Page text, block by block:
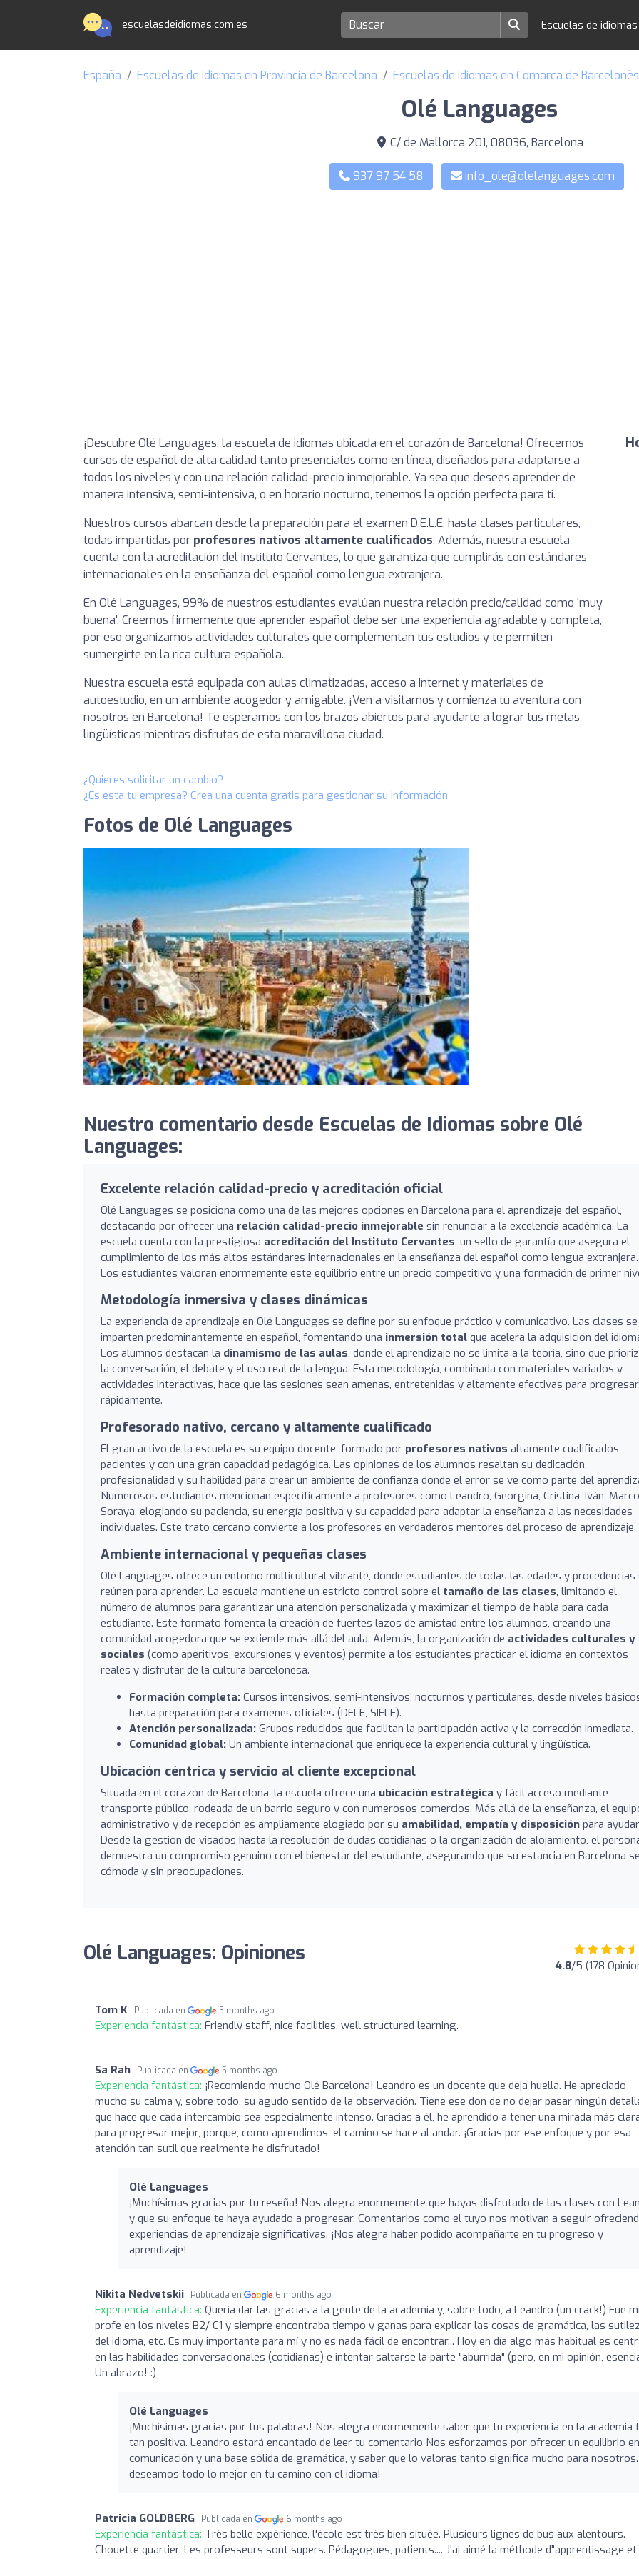
escuelasdeidiomas.com.es Escuelas de
España Escuelas de idiomas en Provincia de Barcelona Escuelas de idiomas en Comarca de Barcelonès
Olé Languages
C/ de Mallorca 201, 08036, Barcelona
937 97 54 58 info_ole@olelanguages.com
¡Descubre Olé Languages, la escuela de idiomas ubicada en el corazón de Barcelona! Ofrecemos
cursos de español de alta calidad tanto presenciales como en línea, diseñados para adaptarse a
todos los niveles y con una relación calidad-precio inmejorable. Ya sea que desees aprender de
manera intensiva, semi-intensiva, o en horario nocturno, tenemos la opción perfecta para ti.
Nuestros cursos abarcan desde la preparación para el examen D.E.L.E. hasta clases particulares,
todas impartidas por profesores nativos altamente cualificados. Además, nuestra escuela
cuenta con la acreditación del Instituto Cervantes, lo que garantiza que cumplirás con estándares
internacionales en la enseñanza del español como lengua extranjera.
En Olé Languages, 99% de nuestros estudiantes evalúan nuestra relación precio/calidad como 'muy
buena'. Creemos firmemente que aprender español debe ser una experiencia agradable y completa,
por eso organizamos actividades culturales que complementan tus estudios y te permiten
sumergirte en la rica cultura española.
Nuestra escuela está equipada con aulas climatizadas, acceso a Internet y materiales de
autoestudio, en un ambiente acogedor y amigable. ¡Ven a visitarnos y comienza tu aventura con
nosotros en Barcelona! Te esperamos con los brazos abiertos para ayudarte a lograr tus metas
lingüísticas mientras disfrutas de esta maravillosa ciudad.
¿Quieres solicitar un cambio?
¿Es esta tu empresa? Crea una cuenta gratis para gestionar su información
Fotos de Olé Languages
Nuestro comentario desde Escuelas de Idiomas sobre Olé
Languages:
Excelente relación calidad-precio y acreditación oficial
Olé Languages se posiciona como una de las mejores opciones en Barcelona para el aprendizaje del español,
destacando por ofrecer una relación calidad-precio inmejorable sin renunciar a la excelencia académica. La
escuela cuenta con la prestigiosa acreditación del Instituto Cervantes, un sello de garantía que asegura el
cumplimiento de los más altos estándares internacionales en la enseñanza del español como lengua extranjera.
Los estudiantes valoran enormemente este equilibrio entre un precio competitivo y una formación de primer
Metodología inmersiva y clases dinámicas
La experiencia de aprendizaje en Olé Languages se define por su enfoque práctico y comunicativo. Las clases se
imparten predominantemente en español, fomentando una inmersión total que acelera la adquisición del
Los alumnos destacan la dinamismo de las aulas, donde el aprendizaje no se limita a la teoría, sino que
la conversación, el debate y el uso real de la lengua. Esta metodología, combinada con materiales variados y
actividades interactivas, hace que las sesiones sean amenas, entretenidas y altamente efectivas para progresar
rápidamente.
Profesorado nativo, cercano y altamente cualificado
El gran activo de la escuela es su equipo docente, formado por profesores nativos altamente cualificados,
pacientes y con una gran capacidad pedagógica. Las opiniones de los alumnos resaltan su dedicación,
profesionalidad y su habilidad para crear un ambiente de confianza donde el error se ve como parte del
Numerosos estudiantes mencionan específicamente a profesores como Leandro, Georgina, Cristina, Iván,
Soraya, elogiando su paciencia, su energía positiva y su capacidad para adaptar la enseñanza a las necesidades
individuales. Este trato cercano convierte a los profesores en verdaderos mentores del proceso de aprendizaje.
Ambiente internacional y pequeñas clases
Olé Languages ofrece un entorno multicultural vibrante, donde estudiantes de todas las edades y procedencias
reúnen para aprender. La escuela mantiene un estricto control sobre el tamaño de las clases, limitando el
número de alumnos para garantizar una atención personalizada y maximizar el tiempo de habla para cada
estudiante. Este formato fomenta la creación de fuertes lazos de amistad entre los alumnos, creando una
comunidad acogedora que se extiende más allá del aula. Además, la organización de actividades culturales y
sociales (como aperitivos, excursiones y eventos) permite a los estudiantes practicar el idioma en contextos
reales y disfrutar de la cultura barcelonesa.
Formación completa: Cursos intensivos, semi-intensivos, nocturnos y particulares, desde niveles
hasta preparación para exámenes oficiales (DELE, SIELE).
Atención personalizada: Grupos reducidos que facilitan la participación activa y la corrección inmediata.
Comunidad global: Un ambiente internacional que enriquece la experiencia cultural y lingüística.
Ubicación céntrica y servicio al cliente excepcional
Situada en el corazón de Barcelona, la escuela ofrece una ubicación estratégica y fácil acceso mediante
transporte público, rodeada de un barrio seguro y con numerosos comercios. Más allá de la enseñanza, el
administrativo y de recepción es ampliamente elogiado por su amabilidad, empatía y disposición para
Desde la gestión de visados hasta la resolución de dudas cotidianas o la organización de alojamiento, el
demuestra un compromiso genuino con el bienestar del estudiante, asegurando que su estancia en Barcelona
cómoda y sin preocupaciones.
Olé Languages: Opiniones 4.8/5 (178
Tom K Publicada en 5 months ago
Experiencia fantástica: Friendly staff, nice facilities, well structured learning.
Sa Rah Publicada en 5 months ago
Experiencia fantástica: ¡Recomiendo mucho Olé Barcelona! Leandro es un docente que deja huella. He apreciado
mucho su calma y, sobre todo, su agudo sentido de la observación. Tiene ese don de no dejar pasar ningún
que hace que cada intercambio sea especialmente intenso. Gracias a él, he aprendido a tener una mirada más
para progresar mejor, porque, como aprendimos, el camino se hace al andar. ¡Gracias por ese enfoque y por esa
atención tan sutil que realmente he disfrutado!
Olé Languages
¡Muchísimas gracias por tu reseña! Nos alegra enormemente que hayas disfrutado de las clases con
y que su enfoque te haya ayudado a progresar. Comentarios como el tuyo nos motivan a seguir
experiencias de aprendizaje significativas. ¡Nos alegra haber podido acompañarte en tu progreso y
aprendizaje!
Nikita Nedvetskii Publicada en 6 months ago
Experiencia fantástica: Quería dar las gracias a la gente de la academia y, sobre todo, a Leandro (un crack!) Fue
profe en los niveles B2/ C1 y siempre encontraba tiempo y ganas para explicar las cosas de gramática, las
del idioma, etc. Es muy importante para mí y no es nada fácil de encontrar... Hoy en día algo más habitual es
en las habilidades conversacionales (cotidianas) e intentar saltarse la parte "aburrida" (pero, en mi opinión,
Un abrazo! :)
Olé Languages
¡Muchísimas gracias por tus palabras! Nos alegra enormemente saber que tu experiencia en la academia
tan positiva. Leandro estará encantado de leer tu comentario Nos esforzamos por ofrecer un equilibrio
comunicación y una base sólida de gramática, y saber que lo valoras tanto significa mucho para nosotros.
deseamos todo lo mejor en tu camino con el idioma!
Patricia GOLDBERG Publicada en 6 months ago
Experiencia fantástica: Très belle expérience, l'école est très bien située. Plusieurs lignes de bus aux alentours.
Chouette quartier. Les professeurs sont supers. Pédagogues, patients.... J'ai aimé la méthode d"apprentissage et